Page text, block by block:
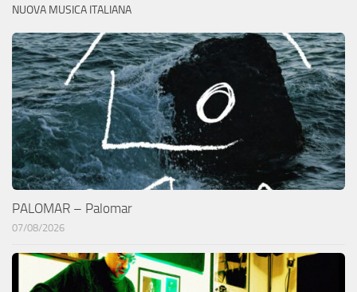
NUOVA MUSICA ITALIANA
PALOMAR – Palomar
07/08/2026